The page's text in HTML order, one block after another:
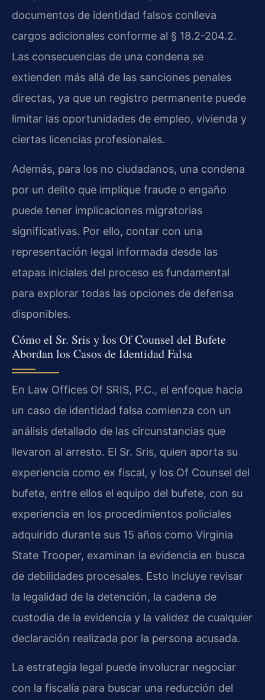
documentos de identidad falsos conlleva
cargos adicionales conforme al § 18.2-204.2.
Las consecuencias de una condena se
extienden más allá de las sanciones penales
directas, ya que un registro permanente puede
limitar las oportunidades de empleo, vivienda y
ciertas licencias profesionales.
Además, para los no ciudadanos, una condena
por un delito que implique fraude o engaño
puede tener implicaciones migratorias
significativas. Por ello, contar con una
representación legal informada desde las
etapas iniciales del proceso es fundamental
para explorar todas las opciones de defensa
disponibles.
Cómo el Sr. Sris y los Of Counsel del Bufete
Abordan los Casos de Identidad Falsa
En Law Offices Of SRIS, P.C., el enfoque hacia
un caso de identidad falsa comienza con un
análisis detallado de las circunstancias que
llevaron al arresto. El Sr. Sris, quien aporta su
experiencia como ex fiscal, y los Of Counsel del
bufete, entre ellos el equipo del bufete, con su
experiencia en los procedimientos policiales
adquirido durante sus 15 años como Virginia
State Trooper, examinan la evidencia en busca
de debilidades procesales. Esto incluye revisar
la legalidad de la detención, la cadena de
custodia de la evidencia y la validez de cualquier
declaración realizada por la persona acusada.
La estrategia legal puede involucrar negociar
con la fiscalía para buscar una reducción del